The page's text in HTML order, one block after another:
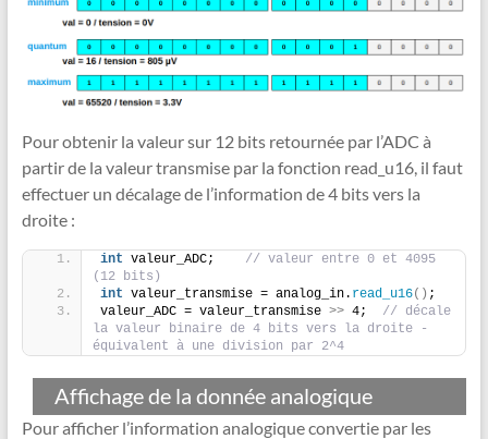
Pour obtenir la valeur sur 12 bits retournée par l’ADC à
partir de la valeur transmise par la fonction read_u16, il faut
effectuer un décalage de l’information de 4 bits vers la
droite :
int valeur_ADC; // valeur entre 0 et 4095
(12 bits)
int valeur_transmise = analog_in. read_u16() ;
valeur_ADC = valeur_transmise >> 4; // décale
la valeur binaire de 4 bits vers la droite -
équivalent à une division par 2^4
Affichage de la donnée analogique
Pour afficher l’information analogique convertie par les